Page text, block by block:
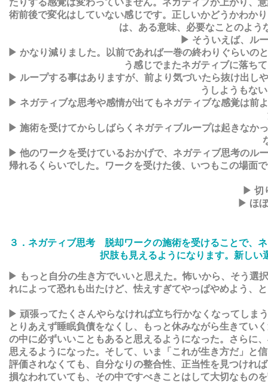
たりする感覚は変わっていません。ネガティブが上がり、
術前後で変化はしていない感じです。正しいかどうかわか
は、ある意味、必要なことのよ
▶ そういえば、ル
▶ かなり減りました。以前であれば一巻の終わりぐらいの
う感じでまたネガティブに落ち
▶ ループする事はありますが、前より気づいたら抜け出し
うしようもな
▶ ネガティブな思考や感情が出てもネガティブな感覚は前
▶ 施術を受けてからしばらくネガティブループは起きなか
▶ 他のワークを受けているおかげで、ネガティブ思考のル
帰れるくらいでした。ワークを受けた後、いつもこの場面
▶ 切
▶ ほ
３．ネガティブ思考 脱却ワークの施術を受けることで、
択肢も見えるようになります。新し
▶ もっと自分の生き方でいいと思えた。怖いから、そう選
れによって恐れも出たけど、怯えすぎてやっぱやめよう、
▶ 頑張ってたくさんやらなければ立ち行かなくなってしま
とりあえず睡眠負債をなくし、もっと休みながら生きてい
の中に必ずいいこともあると思えるようになった。さらに
思えるようになった。そして、いま「これが生き方だ」と
評価されなくても、自分なりの整合性、正当性を見つけれ
損なわれていても、その中ですべきことはして大切なもの